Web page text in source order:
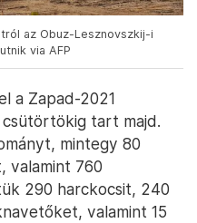
az Obuz-Lesznovszkij-i
via AFP
a Zapad-2021
tart majd.
mintegy 80
valamint 760
290 harckocsit, 240
valamint 15